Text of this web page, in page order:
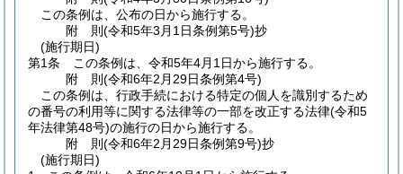
この条例は、公布の日から施行する。
附 則(令和5年3月1日条例第5号)抄
(施行期日)
第1条
この条例は、令和5年4月1日から施行する。
附 則(令和6年2月29日条例第4号)
この条例は、行政手続における特定の個人を識別するため
の番号の利用等に関する法律等の一部を改正する法律(令和5
年法律第48号)の施行の日から施行する。
附 則(令和6年2月29日条例第9号)抄
(施行期日)